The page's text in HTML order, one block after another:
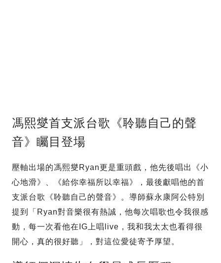
馮熙燮首支派台歌《聆聽自己的聲
音》矚目登場
壓軸出場的馮熙燮Ryan更是重頭戲，他先後唱出《小
心地滑》、《給你幸福所以幸福》，最後獻唱他的首
支派台歌《聆聽自己的聲音》。導師蘇永康阿公特別
提到「Ryan對音樂很有熱誠，他每次唱歌也令我很感
動，每一次看他在IG上唱live，我和我太太也看得很
開心，真的很好聽」，對這位愛徒寄予厚望。